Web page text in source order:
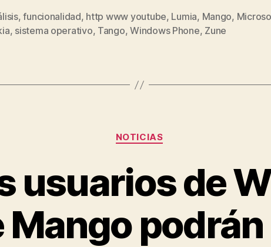
Lumia
710
Phone
,funcionalidad, http www youtube, Lumia, Mango,
, sistema operativo, Tango,Windows Phone, Zune
Categorías
NOTICIAS
usuarios de
Mango